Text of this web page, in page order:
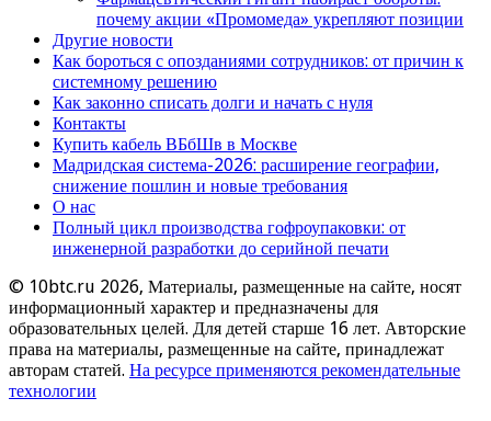
почему акции «Промомеда» укрепляют позиции
Другие новости
Как бороться с опозданиями сотрудников: от причин к
системному решению
Как законно списать долги и начать с нуля
Контакты
Купить кабель ВБбШв в Москве
Мадридская система-2026: расширение географии,
снижение пошлин и новые требования
О нас
Полный цикл производства гофроупаковки: от
инженерной разработки до серийной печати
© 10btc.ru 2026, Материалы, размещенные на сайте, носят
информационный характер и предназначены для
образовательных целей. Для детей старше 16 лет. Авторские
права на материалы, размещенные на сайте, принадлежат
авторам статей. На ресурсе применяются рекомендательные
технологии